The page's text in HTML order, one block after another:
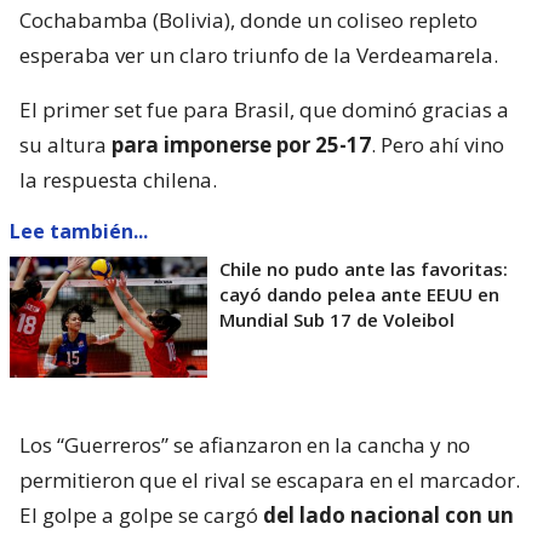
Cochabamba (Bolivia), donde un coliseo repleto
esperaba ver un claro triunfo de la Verdeamarela.
El primer set fue para Brasil, que dominó gracias a
su altura para imponerse por 25-17. Pero ahí vino
la respuesta chilena.
Lee también...
Chile no pudo ante las favoritas:
cayó dando pelea ante EEUU en
Mundial Sub 17 de Voleibol
Los “Guerreros” se afianzaron en la cancha y no
permitieron que el rival se escapara en el marcador.
El golpe a golpe se cargó del lado nacional con un